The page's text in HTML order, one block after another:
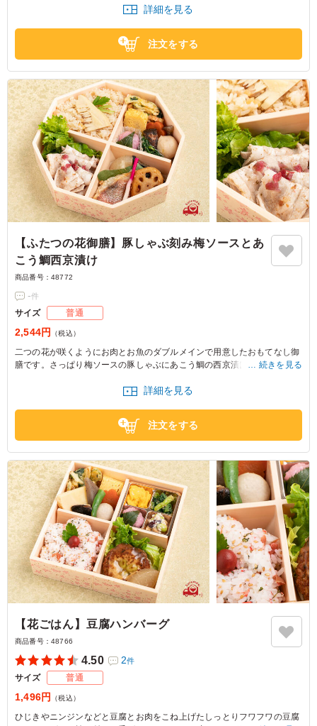
埼玉県上尾市壱丁目
詳細を見る
注文をする
【ふたつの花御膳】豚しゃぶ刻み梅ソースとあ
こう鯛西京漬け
商品番号： 48772
-件
サイズ 普通
2,544円 （税込）
二つの花が咲くようにお肉とお魚のダブルメインで用意したおもてなし御
膳です。さっぱり梅ソースの豚しゃぶにあこう鯛の西京漬けのメインをは
がならび上品で華やかなお弁当です。おもてなしにぜひどうぞ
続きを見る
詳細を見る
注文をする
【花ごはん】豆腐ハンバーグ
商品番号： 48766
4.50 2件
サイズ 普通
1,496円 （税込）
ひじきやニンジンなどと豆腐とお肉をこね上げたしっとりフワフワの豆腐